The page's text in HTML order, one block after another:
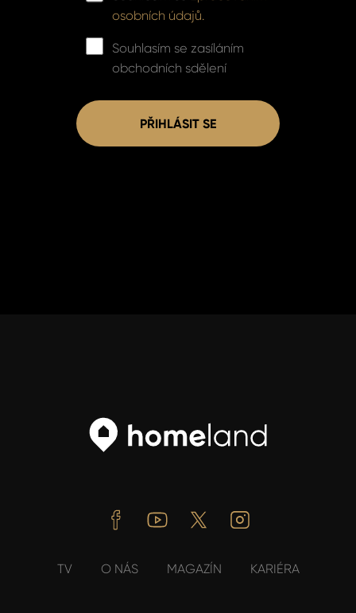
osobních údajů.
Souhlasím se zasíláním
obchodních sdělení
PŘIHLÁSIT SE
FacebookYoutube Twitter
TV O NÁS MAGAZÍN KARIÉRA